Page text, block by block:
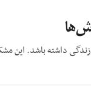
زندگی داشته باشد.